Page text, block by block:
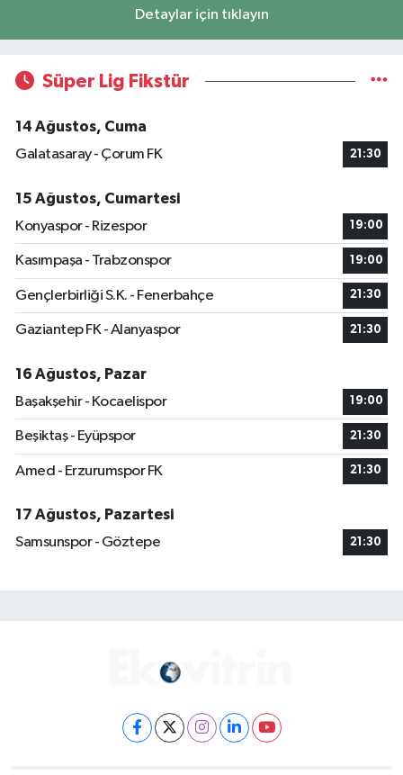
Detaylar için tıklayın
Süper Lig Fikstür
14 Ağustos, Cuma
Galatasaray - Çorum FK
21:30
15 Ağustos, Cumartesi
Konyaspor - Rizespor
19:00
Kasımpaşa - Trabzonspor 19:00
Gençlerbirliği S.K. - Fenerbahçe 21:30
Gaziantep FK - Alanyaspor 21:30
16 Ağustos, Pazar
Başakşehir - Kocaelispor
19:00
Beşiktaş - Eyüpspor 21:30
Amed - Erzurumspor FK 21:30
17 Ağustos, Pazartesi
Samsunspor - Göztepe
21:30